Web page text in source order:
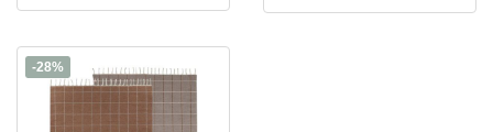
-28%